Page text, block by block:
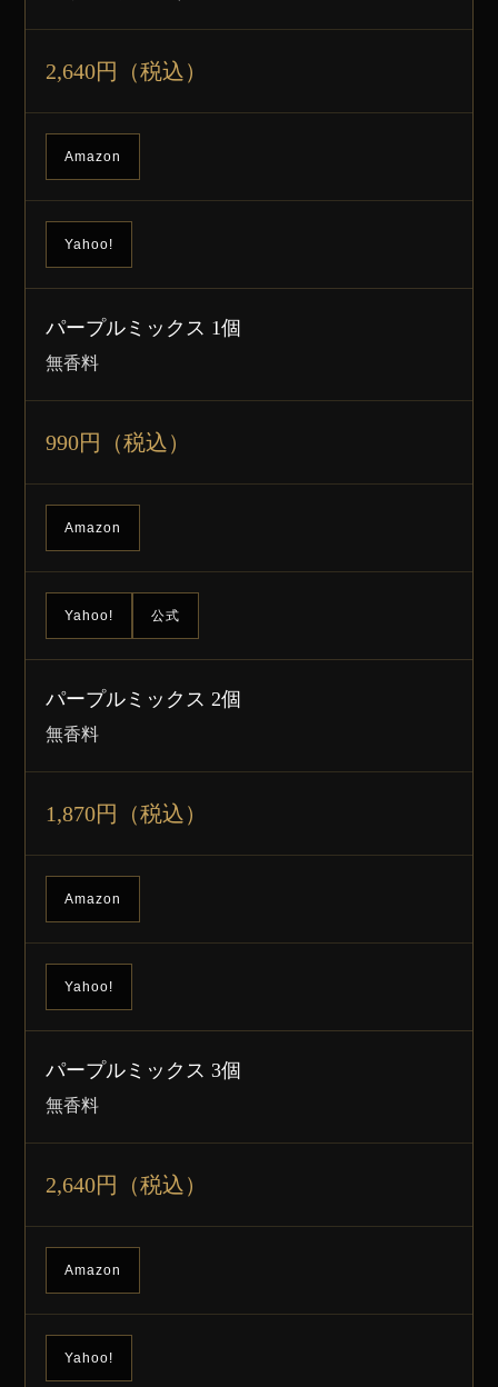
2,640円（税込）
Amazon
Yahoo!
パープルミックス 1個
無香料
990円（税込）
Amazon
Yahoo! 公式
パープルミックス 2個
無香料
1,870円（税込）
Amazon
Yahoo!
パープルミックス 3個
無香料
2,640円（税込）
Amazon
Yahoo!